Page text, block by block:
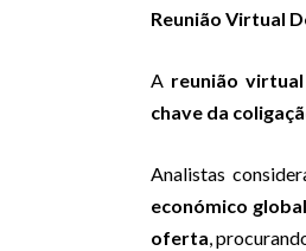
Reunião Virtual
A reunião virtual
chave da
Analistas
económico
oferta,